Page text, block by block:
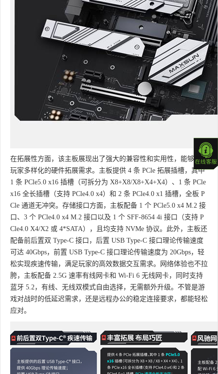
在拓展性方面，该主板展现出了强大的兼容性和实用性，能够满足
玩家多样化的硬件拓展需求。主板提供 4 条 PCle 拓展插槽，其中
1 条 PCle5.0 x16 插槽（可拆分为 X8+X8/X8+X4+X4）、1 条 PCle
x16 全长插槽（支持 PCle4.0 x4）和 2 条 PCle4.0 x1 插槽，全板 P
Cle 通道无冲突。存储接口方面，主板配备 1 个 PCle5.0 x4 M.2 接
口、3 个 PCle4.0 x4 M.2 接口以及 1 个 SFF-8654 4i 接口（支持 P
Cle4.0 X4/X2 或 4*SATA），且均支持 NVMe 协议。此外，主板还
配备前后置双 Type-C 接口，后置 USB Type-C 接口理论传输速度
可达 40Gbps，前置 USB Type-C 接口理论传输速度为 20Gbps，轻
松实现疾速传输，满足玩家的高效数据交互需求。网络体验也不拉
胯，主板配备 2.5G 速率有线网卡和 Wi-Fi 6 无线网卡，同时支持
蓝牙 5.2，有线、无线双模式自由选择，无需额外升级。不管是游
戏对战时的低延迟需求，还是远程办公的稳定连接要求，都能轻松
应对。